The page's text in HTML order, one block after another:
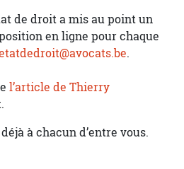
de droit a mis au point un
en ligne pour chaque
.
l’article de Thierry
à chacun d’entre vous.